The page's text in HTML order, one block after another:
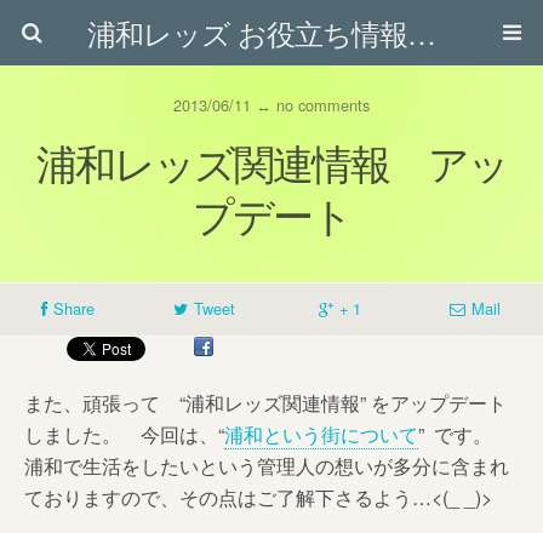
浦和レッズ お役立ち情報ブログ
2013/06/11 ↔ no comments
浦和レッズ関連情報 アッ
プデート
Share Tweet + 1 Mail
また、頑張って “浦和レッズ関連情報” をアップデート
しました。 今回は、“浦和という街について” です。
浦和で生活をしたいという管理人の想いが多分に含まれ
ておりますので、その点はご了解下さるよう…<(_ _)>